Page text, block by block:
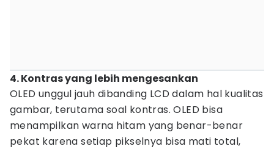
4. Kontras yang lebih mengesankan
OLED unggul jauh dibanding LCD dalam hal kualitas
gambar, terutama soal kontras. OLED bisa
menampilkan warna hitam yang benar-benar
pekat karena setiap pikselnya bisa mati total,